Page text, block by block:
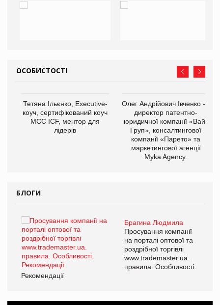
ОСОБИСТОСТІ
Тетяна Ільєнко, Executive-
коуч, сертифікований коуч
МСС ICF, ментор для
лідерів
Олег Андрійович Івченко —
директор патентно-
юридичної компанії «Вайз
Груп», консалтингової
компанії «Парето» та
маркетингової агенції
Myka Agency.
БЛОГИ
Брагина Людмила
Просування компанії
на порталі оптової та
роздрібної торгівлі
www.trademaster.ua.
правила. Особливості.
Рекомендації